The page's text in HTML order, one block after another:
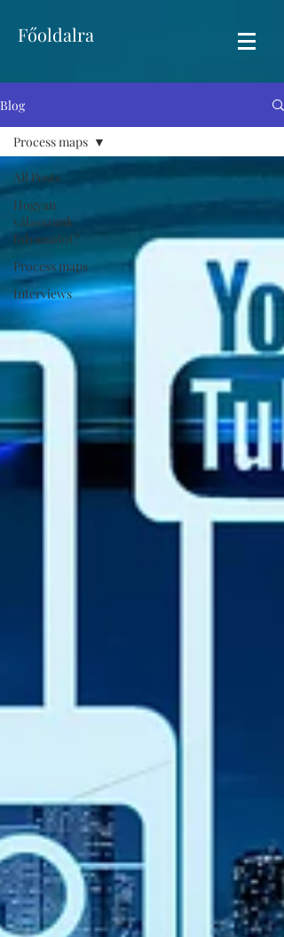
Főoldalra
Blog
All Posts
Hogyan
válasszunk
folyamatot?
Process maps
Interviews
Process maps